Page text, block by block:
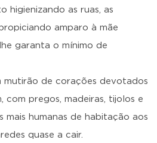
higienizando as ruas, as
amparo à mãe
garanta o mínimo de
mutirão de corações devotados
com pregos, madeiras, tijolos e
mais humanas de habitação aos
quase a cair.